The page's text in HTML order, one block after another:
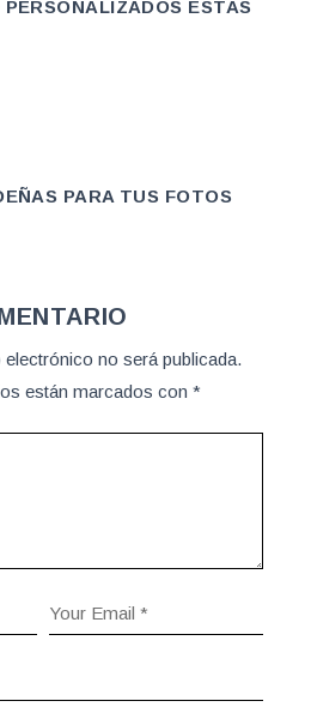
ESTAS
PARA TUS FOTOS
no será publicada.
están marcados con*